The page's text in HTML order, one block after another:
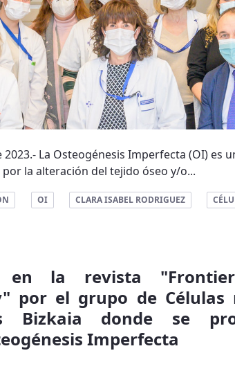
La Osteogénesis Imperfecta (OI) es
la alteración del tejido óseo y/o...
OI CLARA ISABEL RODRIGUEZ
en la revista
por el grupo de
Bizkaia donde se
Imperfecta